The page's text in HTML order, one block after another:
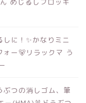
に！✨かなりミニ
ー🐻リラックマ う
つの消しゴム、筆